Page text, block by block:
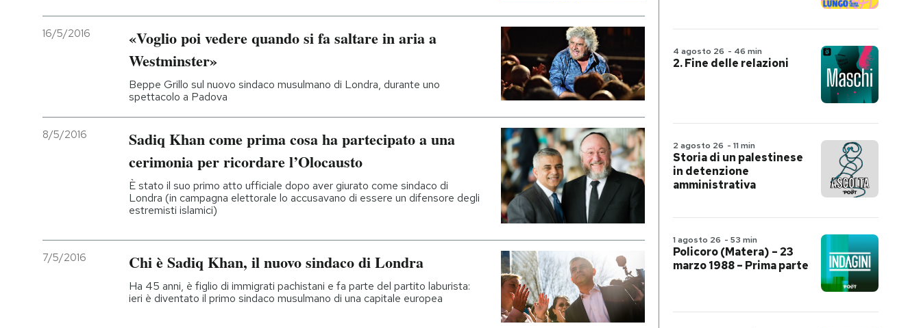
16/5/2016
«Voglio poi vedere quando si fa saltare in aria a
Westminster»
Beppe Grillo sul nuovo sindaco musulmano di Londra, durante uno
spettacolo a Padova
8/5/2016
Sadiq Khan come prima cosa ha partecipato a una
cerimonia per ricordare l’Olocausto
È stato il suo primo atto ufficiale dopo aver giurato come sindaco di
Londra (in campagna elettorale lo accusavano di essere un difensore degli
estremisti islamici)
7/5/2016 Chi è Sadiq Khan, il nuovo sindaco di Londra
Ha 45 anni, è figlio di immigrati pachistani e fa parte del partito laburista:
ieri è diventato il primo sindaco musulmano di una capitale europea
4 agosto 26 - 46 min
2. Fine delle relazioni
2 agosto 26 - 11 min
Storia di un palestinese
in detenzione
amministrativa
1 agosto 26 - 53 min
Policoro (Matera) – 23
marzo 1988 – Prima parte